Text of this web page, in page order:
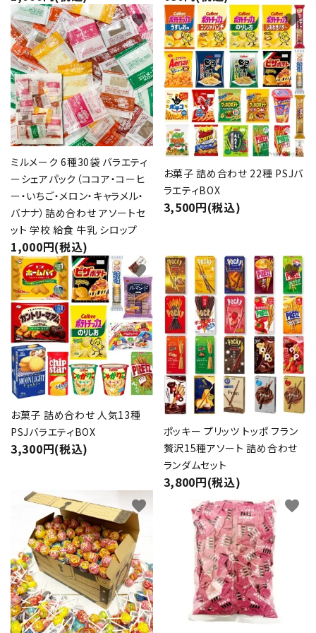
ミルメーク 6種30袋 バラエティ
ーシェアパック（ココア・コーヒ
ー・いちご・メロン・キャラメル・
バナナ）詰め合わせ アソートセ
ット 学校 給食 牛乳 シロップ
1,000円(税込)
favorite
お菓子 詰め合わせ 22種 PSJバ
ラエティBOX
3,500円(税込)
favorite
お菓子 詰め合わせ 人気13種
PSJバラエティBOX
3,300円(税込)
favorite
ポッキー プリッツ トッポ フラン
贅沢15種アソート 詰め合わせ
ランダムセット
3,800円(税込)
favorite
favorite favorite